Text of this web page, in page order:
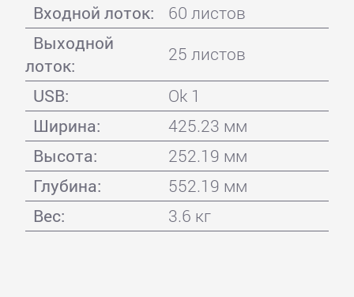
Входной лоток:
60 листов
Выходной
лоток:
25 листов
USB:
Ok 1
Ширина:
425.23 мм
Высота:
252.19 мм
Глубина:
552.19 мм
Вес:
3.6 кг